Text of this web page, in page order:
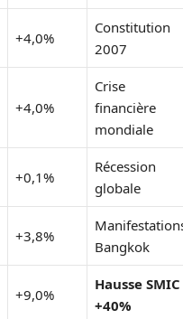
+4,0%
Constitution
2007
+4,0%
Crise
financière
mondiale
+0,1%
Récession
globale
+3,8%
Bangkok
+9,0%
Hausse SMIC
+40%